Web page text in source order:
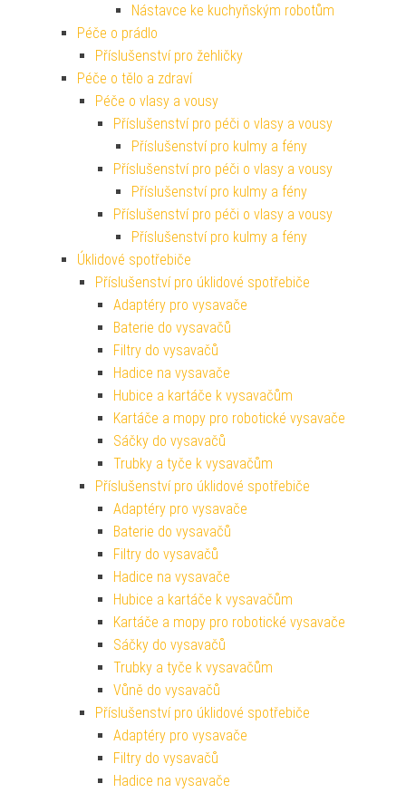
Nástavce ke kuchyňským robotům
Péče o prádlo
Příslušenství pro žehličky
Péče o tělo a zdraví
Péče o vlasy a vousy
Příslušenství pro péči o vlasy a vousy
Příslušenství pro kulmy a fény
Příslušenství pro péči o vlasy a vousy
Příslušenství pro kulmy a fény
Příslušenství pro péči o vlasy a vousy
Příslušenství pro kulmy a fény
Úklidové spotřebiče
Příslušenství pro úklidové spotřebiče
Adaptéry pro vysavače
Baterie do vysavačů
Filtry do vysavačů
Hadice na vysavače
Hubice a kartáče k vysavačům
Kartáče a mopy pro robotické vysavače
Sáčky do vysavačů
Trubky a tyče k vysavačům
Příslušenství pro úklidové spotřebiče
Adaptéry pro vysavače
Baterie do vysavačů
Filtry do vysavačů
Hadice na vysavače
Hubice a kartáče k vysavačům
Kartáče a mopy pro robotické vysavače
Sáčky do vysavačů
Trubky a tyče k vysavačům
Vůně do vysavačů
Příslušenství pro úklidové spotřebiče
Adaptéry pro vysavače
Filtry do vysavačů
Hadice na vysavače